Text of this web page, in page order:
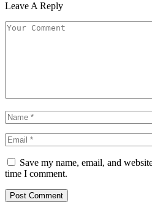
Leave A Reply
Save my name, email, and
time I comment.